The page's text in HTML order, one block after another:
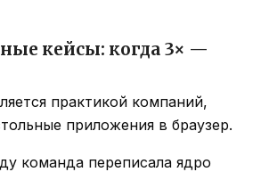
кейсы: когда 3× —
практикой компаний,
приложения в браузер.
команда переписала ядро